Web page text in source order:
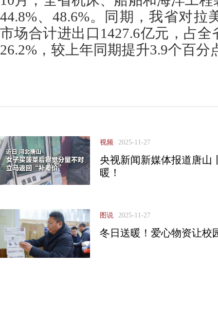
44.8%、48.6%。同期，我省对拉
市场合计进出口1427.6亿元，占
26.2%，较上年同期提升3.9个百分
视频 2025-11-27
央视新闻新媒体报道唐山
暖！
图说 2025-11-27
冬日送暖！爱心物资让校